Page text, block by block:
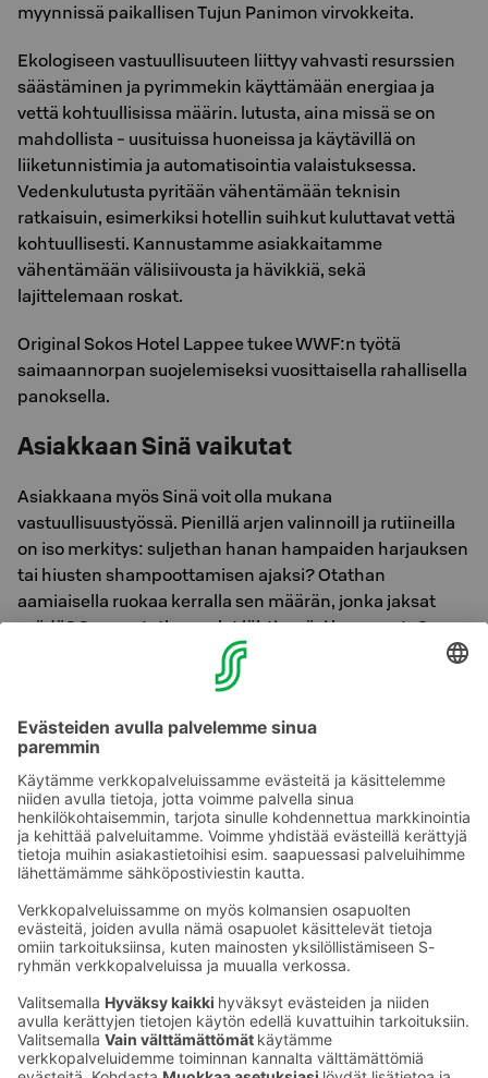
myynnissä paikallisen Tujun Panimon virvokkeita.
Ekologiseen vastuullisuuteen liittyy vahvasti resurssien
säästäminen ja pyrimmekin käyttämään energiaa ja
vettä kohtuullisissa määrin. lutusta, aina missä se on
mahdollista - uusituissa huoneissa ja käytävillä on
liiketunnistimia ja automatisointia valaistuksessa.
Vedenkulutusta pyritään vähentämään teknisin
ratkaisuin, esimerkiksi hotellin suihkut kuluttavat vettä
kohtuullisesti. Kannustamme asiakkaitamme
vähentämään välisiivousta ja hävikkiä, sekä
lajittelemaan roskat.
Original Sokos Hotel Lappee tukee WWF:n työtä
saimaannorpan suojelemiseksi vuosittaisella rahallisella
panoksella.
Asiakkaan Sinä vaikutat
Asiakkaana myös Sinä voit olla mukana
vastuullisuustyössä. Pienillä arjen valinnoill ja rutiineilla
on iso merkitys: suljethan hanan hampaiden harjauksen
tai hiusten shampoottamisen ajaksi? Otathan
aamiaisella ruokaa kerralla sen määrän, jonka jaksat
syödä? Sammutathan valot lähtiessäsi huoneesta?
Onko välisiivous joka päivä tarpeellinen, vai riittääkö joka
kolmas päivä? Mm. näillä pienillä valinnoilla vähennät
osaltasi eteenpäin.
Pienet teot merkitsevät - kiitos kun
välität!
Ota yhteyttä
Hotellien yhteystiedot
Asiakaspalvelun yhteystiedot›
Palaute
Anna palautetta
Sokos Hotels uutiskirje
Tilaa uutiskirje
Saat Sokos Hotellien uusimmat
edut ja uutiset sähköpostiisi
kuukausittain.
Palkinnot ja sertifikaatit Sokos Hotels somessa